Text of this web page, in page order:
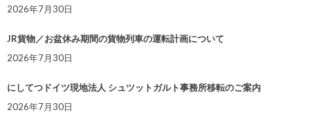
2026年7月30日
JR貨物／お盆休み期間の貨物列車の運転計画について
2026年7月30日
にしてつドイツ現地法人 シュツットガルト事務所移転のご案内
2026年7月30日